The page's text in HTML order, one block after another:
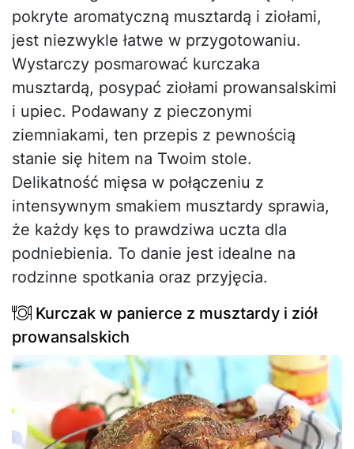
pokryte aromatyczną musztardą i ziołami,
jest niezwykle łatwe w przygotowaniu.
Wystarczy posmarować kurczaka
musztardą, posypać ziołami prowansalskimi
i upiec. Podawany z pieczonymi
ziemniakami, ten przepis z pewnością
stanie się hitem na Twoim stole.
Delikatność mięsa w połączeniu z
intensywnym smakiem musztardy sprawia,
że każdy kęs to prawdziwa uczta dla
podniebienia. To danie jest idealne na
rodzinne spotkania oraz przyjęcia.
Kurczak w panierce z musztardy i ziół
prowansalskich